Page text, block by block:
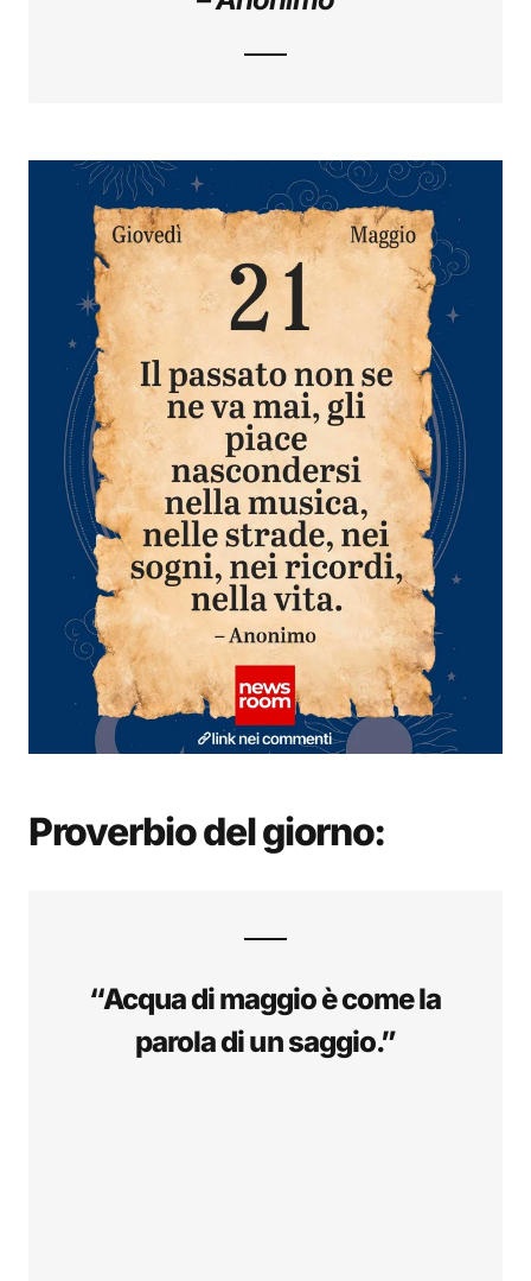
Proverbio del giorno:
“Acqua di maggio è come la
parola di un saggio.”